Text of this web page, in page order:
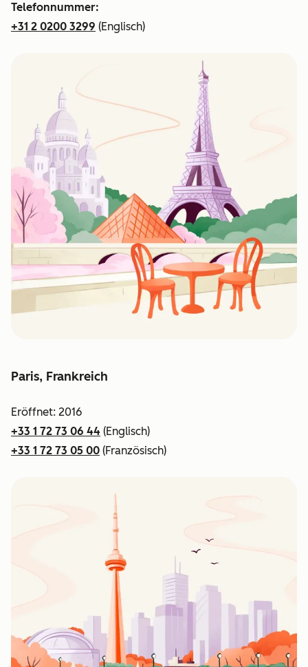
Telefonnummer:
+31 2 0200 3299 (Englisch)
Paris, Frankreich
Eröffnet: 2016
+33 1 72 73 06 44 (Englisch)
+33 1 72 73 05 00 (Französisch)